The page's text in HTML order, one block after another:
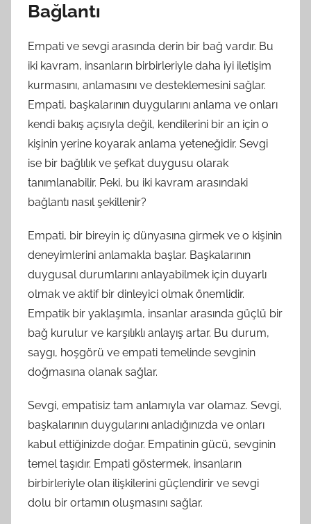
Bağlantı
Empati ve sevgi arasında derin bir bağ vardır. Bu
iki kavram, insanların birbirleriyle daha iyi iletişim
kurmasını, anlamasını ve desteklemesini sağlar.
Empati, başkalarının duygularını anlama ve onları
kendi bakış açısıyla değil, kendilerini bir an için o
kişinin yerine koyarak anlama yeteneğidir. Sevgi
ise bir bağlılık ve şefkat duygusu olarak
tanımlanabilir. Peki, bu iki kavram arasındaki
bağlantı nasıl şekillenir?
Empati, bir bireyin iç dünyasına girmek ve o kişinin
deneyimlerini anlamakla başlar. Başkalarının
duygusal durumlarını anlayabilmek için duyarlı
olmak ve aktif bir dinleyici olmak önemlidir.
Empatik bir yaklaşımla, insanlar arasında güçlü bir
bağ kurulur ve karşılıklı anlayış artar. Bu durum,
saygı, hoşgörü ve empati temelinde sevginin
doğmasına olanak sağlar.
Sevgi, empatisiz tam anlamıyla var olamaz. Sevgi,
başkalarının duygularını anladığınızda ve onları
kabul ettiğinizde doğar. Empatinin gücü, sevginin
temel taşıdır. Empati göstermek, insanların
birbirleriyle olan ilişkilerini güçlendirir ve sevgi
dolu bir ortamın oluşmasını sağlar.